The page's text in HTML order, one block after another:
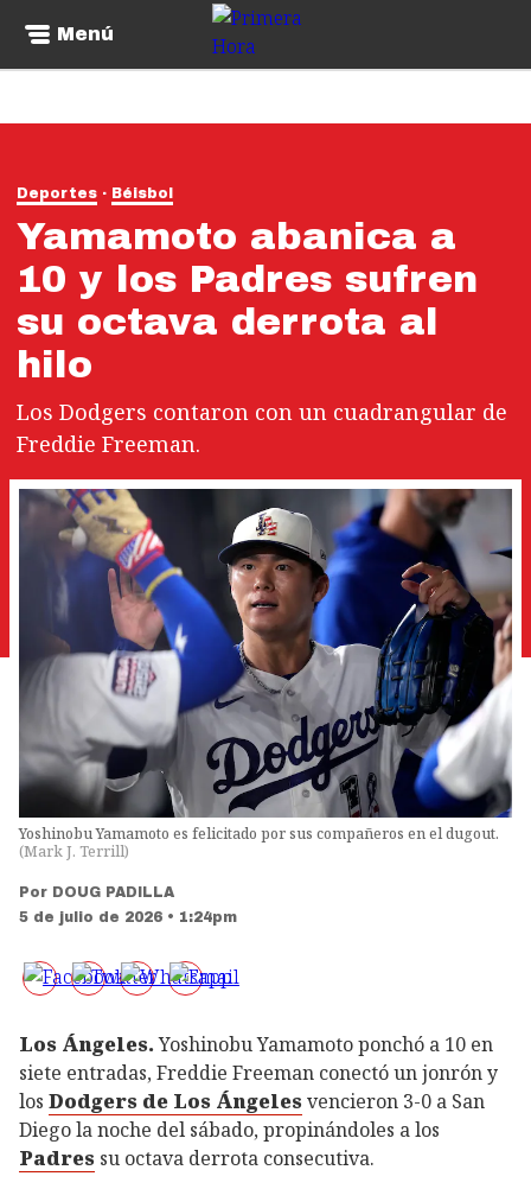
Menú
Deportes Béisbol
Yamamoto abanica a
10 y los Padres sufren
su octava derrota al
hilo
Los Dodgers contaron con un cuadrangular de
Freddie Freeman.
Yoshinobu Yamamoto es felicitado por sus compañeros en el dugout.
(Mark J. Terrill)
Por DOUG PADILLA
5 de julio de 2026 • 1:24pm
Los Ángeles.Yoshinobu Yamamoto ponchó a 10 en
siete entradas, Freddie Freeman conectó un jonrón y
los Dodgers de Los Ángeles vencieron 3-0 a San
Diego la noche del sábado, propinándoles a los
Padres su octava derrota consecutiva.